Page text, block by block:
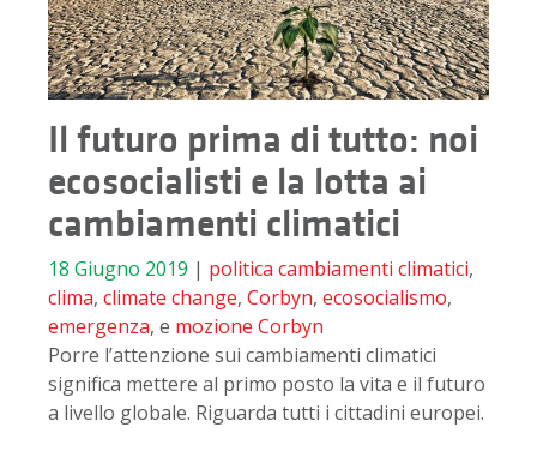
Il futuro prima di tutto: noi
ecosocialisti e la lotta ai
cambiamenti climatici
18 Giugno 2019 | politica cambiamenti climatici,
clima, climate change, Corbyn, ecosocialismo,
emergenza, e mozione Corbyn
Porre l’attenzione sui cambiamenti climatici
significa mettere al primo posto la vita e il futuro
a livello globale. Riguarda tutti i cittadini europei.